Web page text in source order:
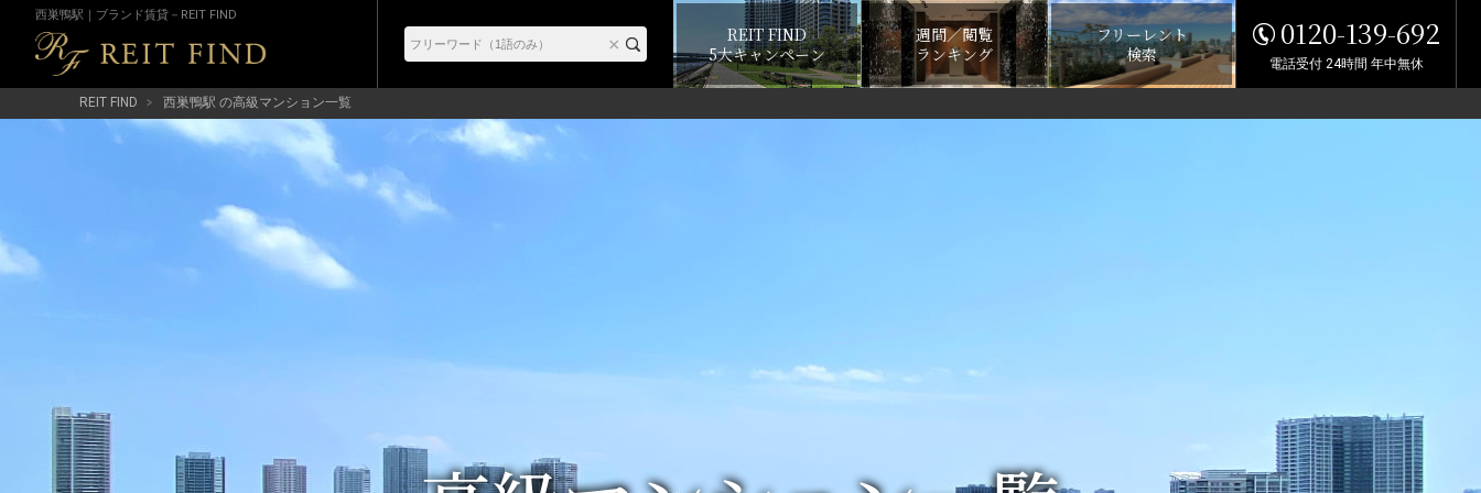
西巣鴨駅｜ブランド賃貸－REIT FIND
REIT FIND
5大キャンペーン
週間／閲覧
ランキング
フリーレント
検索
0120-139-692
電話受付 24時間 年中無休
REIT FIND 西巣鴨駅 の高級マンション一覧